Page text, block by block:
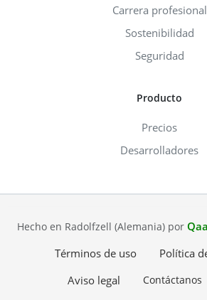
Carrera profesional
Sostenibilidad
Seguridad
Producto
Precios
Desarrolladores
Hecho en Radolfzell (Alemania) por
Términos de uso
Política
Aviso legal
Contáctanos